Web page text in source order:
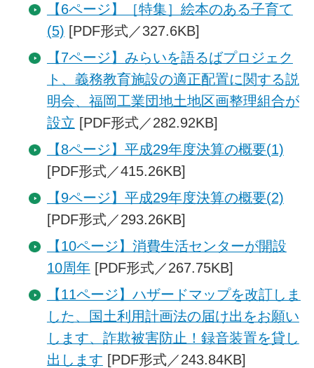
【6ページ】［特集］絵本のある子育て
(5) [PDF形式／327.6KB]
【7ページ】みらいを語るばプロジェク
ト、義務教育施設の適正配置に関する説
明会、福岡工業団地土地区画整理組合が
設立 [PDF形式／282.92KB]
【8ページ】平成29年度決算の概要(1)
[PDF形式／415.26KB]
【9ページ】平成29年度決算の概要(2)
[PDF形式／293.26KB]
【10ページ】消費生活センターが開設
10周年[PDF形式／267.75KB]
【11ページ】ハザードマップを改訂しま
した、国土利用計画法の届け出をお願い
します、詐欺被害防止！録音装置を貸し
出します [PDF形式／243.84KB]